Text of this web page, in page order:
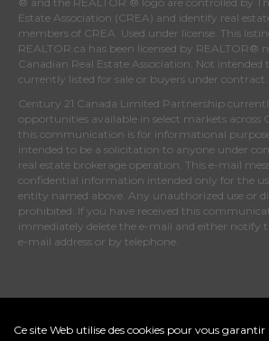
Estate Association (CREA) and identify real
members of CREA . Used under license. This
REALTOR.ca has been licensed by REALTOR®
Canadian Real Estate Association . Not
currently listed for sale or buyers under contract.
Century 21 Canada Limited Partnership
opportunities available in select markets across
this communication is for informational
intended to be a solicitation to anyone under
real estate brokerage operation. This e-mail
confidential information intended only for the
entity named above. Any unauthorized use or
prohibited. If you have received this
immediately delete the e-mail and either notify
e-mail address or by telephone.
© 2022 MoxiWorks
Ce site Web utilise des cookies pour vous